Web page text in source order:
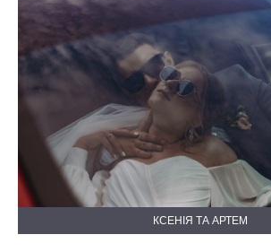
КСЕНІЯ ТА АРТЕМ